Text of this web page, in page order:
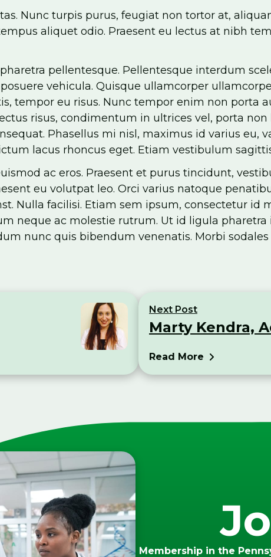
Nunc turpis purus, feugiat non tortor at,
aliquet odio. Praesent eu lectus at nibh
pellentesque. Pellentesque interdum
vehicula. Quisque ullamcorper
tempor eu risus. Nunc tempor enim non porta
risus, condimentum in ultrices vel, porta
Phasellus mi nisl, maximus id varius eu,
lacus rhoncus eget. Etiam vestibulum
ac eros. Praesent et purus tincidunt,
eu volutpat leo. Orci varius natoque
Nulla facilisi. Etiam sem ipsum, consectetur id
neque ac molestie rutrum. Ut id ligula pharetra
nunc quis bibendum venenatis. Morbi
Next Post
Marty Kendra,
Read More
Membership in the